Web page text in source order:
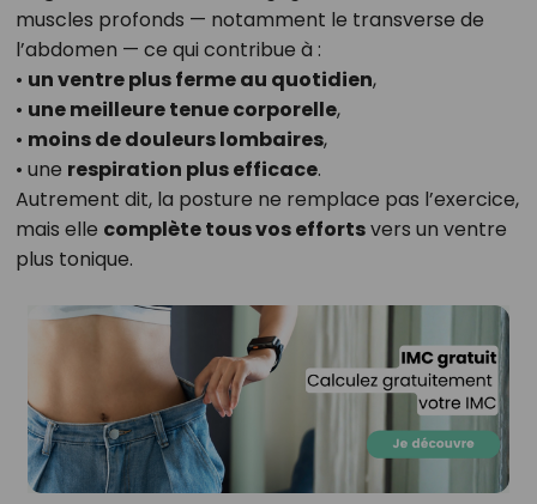
muscles profonds — notamment le transverse de
l’abdomen — ce qui contribue à :
• un ventre plus ferme au quotidien,
• une meilleure tenue corporelle,
• moins de douleurs lombaires,
• une respiration plus efficace.
Autrement dit, la posture ne remplace pas l’exercice,
mais elle complète tous vos effortsvers un ventre
plus tonique.